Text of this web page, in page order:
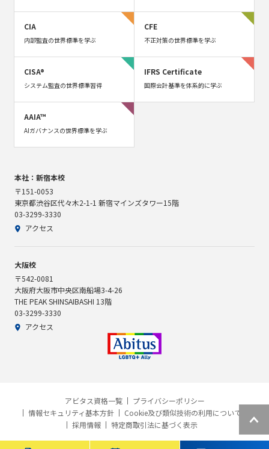
CIA
内部監査の世界標準を学ぶ
CFE
不正対策の世界標準を学ぶ
CISA®
システム監査の世界標準習得
IFRS Certificate
国際会計基準を体系的に学ぶ
AAIA™
AIガバナンスの世界標準を学ぶ
本社：新宿本校
〒151-0053
東京都渋谷区代々木2-1-1 新宿マインズタワー15階
03-3299-3330
アクセス
大阪校
〒542-0081
大阪府大阪市中央区南船場3-4-26
THE PEAK SHINSAIBASHI 13階
03-3299-3330
アクセス
アビタス資格一覧
プライバシーポリシー
情報セキュリティ基本方針
Cookie及び類似技術の利用について
採用情報
特定商取引法に基づく表示
Abitus All Rights Reserved.